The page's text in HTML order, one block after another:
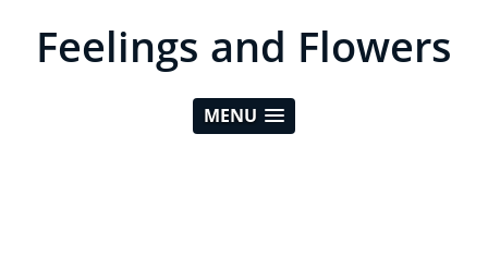
Feelings and Flowers
MENU